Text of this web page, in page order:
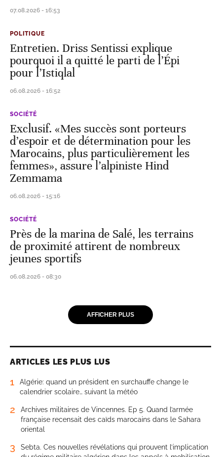
07.08.2026 - 16:53
POLITIQUE
Entretien. Driss Sentissi explique
pourquoi il a quitté le parti de l’Épi
pour l’Istiqlal
06.08.2026 - 16:52
SOCIÉTÉ
Exclusif. «Mes succès sont porteurs
d’espoir et de détermination pour les
Marocains, plus particulièrement les
femmes», assure l’alpiniste Hind
Zemmama
06.08.2026 - 15:16
SOCIÉTÉ
Près de la marina de Salé, les terrains
de proximité attirent de nombreux
jeunes sportifs
06.08.2026 - 08:30
AFFICHER PLUS
ARTICLES LES PLUS LUS
1
Algérie: quand un président en surchauffe change le
calendrier scolaire… suivant la météo
2
Archives militaires de Vincennes. Ep 5. Quand l’armée
française recensait des caïds marocains dans le Sahara
oriental
3
Sebta. Ces nouvelles révélations qui prouvent l’implication